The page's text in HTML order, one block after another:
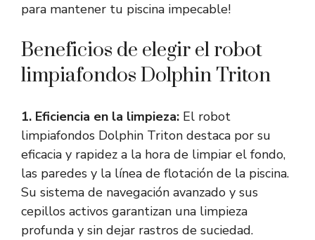
para mantener tu piscina impecable!
Beneficios de elegir el robot
limpiafondos Dolphin Triton
1. Eficiencia en la limpieza: El robot
limpiafondos Dolphin Triton destaca por su
eficacia y rapidez a la hora de limpiar el fondo,
las paredes y la línea de flotación de la piscina.
Su sistema de navegación avanzado y sus
cepillos activos garantizan una limpieza
profunda y sin dejar rastros de suciedad.